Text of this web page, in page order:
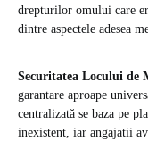
drepturilor omului care
dintre aspectele adesea
Securitatea Locului de
garantare aproape
centralizată se baza pe
inexistent, iar angajatii